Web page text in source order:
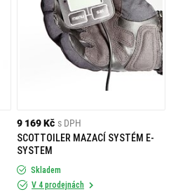
9 169 Kč s DPH
SCOTTOILER MAZACÍ SYSTÉM E-
SYSTEM
Skladem
V 4 prodejnách